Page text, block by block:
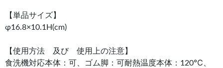
【単品サイズ】
φ16.8×10.1H(cm)
【使用方法 及び 使用上の注意】
食洗機対応本体：可、ゴム脚：可耐熱温度本体：120℃、